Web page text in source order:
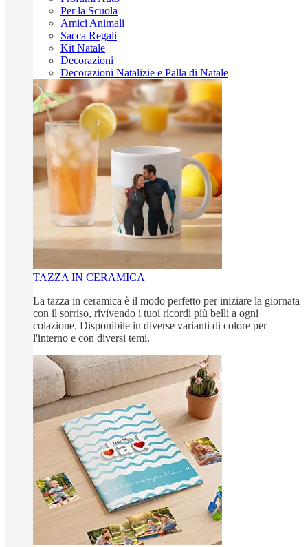
Per la Scuola
Amici Animali
Sacca Regali
Kit Natale
Decorazioni
Decorazioni Natalizie e Palla di Natale
TAZZA IN CERAMICA
La tazza in ceramica è il modo perfetto per iniziare la giornata
con il sorriso, rivivendo i tuoi ricordi più belli a ogni
colazione. Disponibile in diverse varianti di colore per
l'interno e con diversi temi.